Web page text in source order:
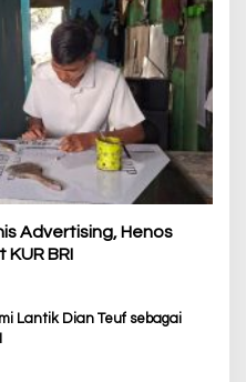
Advertising, Henos
BRI
Lantik Dian Teuf sebagai